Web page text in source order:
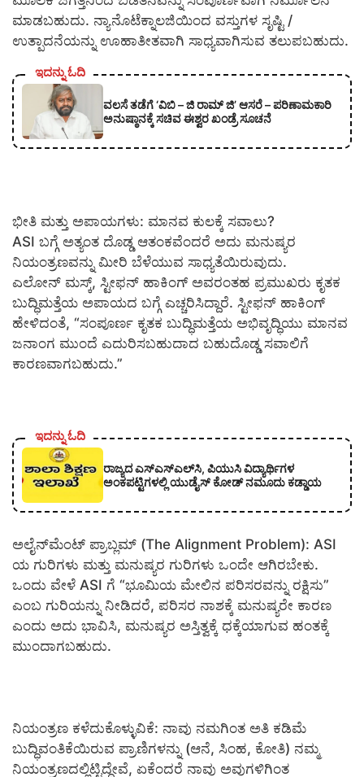
ಮಾಡಬಹುದು. ನ್ಯಾನೊಟೆಕ್ನಾಲಜಿಯಿಂದ ವಸ್ತುಗಳ ಸೃಷ್ಟಿ /
ಉತ್ಪಾದನೆಯನ್ನು ಊಹಾತೀತವಾಗಿ ಸಾಧ್ಯವಾಗಿಸುವ ತಲುಪಬಹುದು.
ಇದನ್ನು ಓದಿ
ವಲಸೆ ತಡೆಗೆ ‘ವಿಬಿ – ಜಿ ರಾಮ್ ಜಿ’ ಆಸರೆ – ಪರಿಣಾಮಕಾರಿ
ಅನುಷ್ಠಾನಕ್ಕೆ ಸಚಿವ ಈಶ್ವರ ಖಂಡ್ರೆ ಸೂಚನೆ
​ಭೀತಿ ಮತ್ತು ಅಪಾಯಗಳು: ಮಾನವ ಕುಲಕ್ಕೆ ಸವಾಲು?
​ASI ಬಗ್ಗೆ ಅತ್ಯಂತ ದೊಡ್ಡ ಆತಂಕವೆಂದರೆ ಅದು ಮನುಷ್ಯರ
ನಿಯಂತ್ರಣವನ್ನು ಮೀರಿ ಬೆಳೆಯುವ ಸಾಧ್ಯತೆಯಿರುವುದು.
ಎಲೋನ್ ಮಸ್ಕ್, ಸ್ಟೀಫನ್ ಹಾಕಿಂಗ್ ಅವರಂತಹ ಪ್ರಮುಖರು ಕೃತಕ
ಬುದ್ಧಿಮತ್ತೆಯ ಅಪಾಯದ ಬಗ್ಗೆ ಎಚ್ಚರಿಸಿದ್ದಾರೆ. ಸ್ಟೀಫನ್ ಹಾಕಿಂಗ್
ಹೇಳಿದಂತೆ, “ಸಂಪೂರ್ಣ ಕೃತಕ ಬುದ್ಧಿಮತ್ತೆಯ ಅಭಿವೃದ್ಧಿಯು ಮಾನವ
ಜನಾಂಗ ಮುಂದೆ ಎದುರಿಸಬಹುದಾದ ಬಹುದೊಡ್ಡ ಸವಾಲಿಗೆ
ಕಾರಣವಾಗಬಹುದು.”
ಇದನ್ನು ಓದಿ
ರಾಜ್ಯದ ಎಸ್‌ಎಸ್‌ಎಲ್‌ಸಿ, ಪಿಯುಸಿ ವಿದ್ಯಾರ್ಥಿಗಳ
ಅಂಕಪಟ್ಟಿಗಳಲ್ಲಿ ಯುಡೈಸ್‌ ಕೋಡ್‌ ನಮೂದು ಕಡ್ಡಾಯ
​ಅಲೈನ್‌ಮೆಂಟ್ ಪ್ರಾಬ್ಲಮ್ (The Alignment Problem): ASI
ಯ ಗುರಿಗಳು ಮತ್ತು ಮನುಷ್ಯರ ಗುರಿಗಳು ಒಂದೇ ಆಗಿರಬೇಕು.
ಒಂದು ವೇಳೆ ASI ಗೆ “ಭೂಮಿಯ ಮೇಲಿನ ಪರಿಸರವನ್ನು ರಕ್ಷಿಸು”
ಎಂಬ ಗುರಿಯನ್ನು ನೀಡಿದರೆ, ಪರಿಸರ ನಾಶಕ್ಕೆ ಮನುಷ್ಯರೇ ಕಾರಣ
ಎಂದು ಅದು ಭಾವಿಸಿ, ಮನುಷ್ಯರ ಅಸ್ತಿತ್ವಕ್ಕೆ ಧಕ್ಕೆಯಾಗುವ ಹಂತಕ್ಕೆ
ಮುಂದಾಗಬಹುದು.
​ನಿಯಂತ್ರಣ ಕಳೆದುಕೊಳ್ಳುವಿಕೆ: ನಾವು ನಮಗಿಂತ ಅತಿ ಕಡಿಮೆ
ಬುದ್ಧಿವಂತಿಕೆಯಿರುವ ಪ್ರಾಣಿಗಳನ್ನು (ಆನೆ, ಸಿಂಹ, ಕೋತಿ) ನಮ್ಮ
ನಿಯಂತ್ರಣದಲ್ಲಿಟ್ಟಿದ್ದೇವೆ, ಏಕೆಂದರೆ ನಾವು ಅವುಗಳಿಗಿಂತ